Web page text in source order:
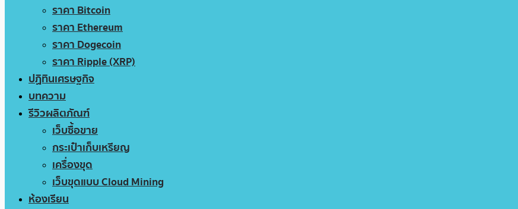
ราคา Bitcoin
ราคา Ethereum
ราคา Dogecoin
ราคา Ripple (XRP)
ปฏิทินเศรษฐกิจ
บทความ
รีวิวผลิตภัณฑ์
เว็บซื้อขาย
กระเป๋าเก็บเหรียญ
เครื่องขุด
เว็บขุดแบบ Cloud Mining
ห้องเรียน